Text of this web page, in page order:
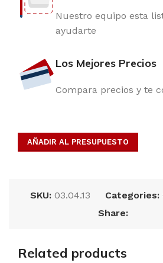
Nuestro equipo esta
ayudarte
Los Mejores Precios
Compara precios y te
AÑADIR AL PRESUPUESTO
SKU: 03.04.13 Categories:
Share:
Related products